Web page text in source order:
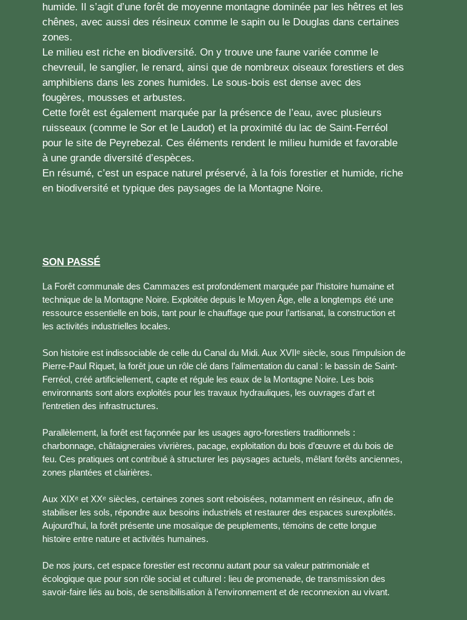
humide. Il s’agit d’une forêt de moyenne montagne dominée par les hêtres et les
chênes, avec aussi des résineux comme le sapin ou le Douglas dans certaines
zones.
Le milieu est riche en biodiversité. On y trouve une faune variée comme le
chevreuil, le sanglier, le renard, ainsi que de nombreux oiseaux forestiers et des
amphibiens dans les zones humides. Le sous-bois est dense avec des
fougères, mousses et arbustes.
Cette forêt est également marquée par la présence de l’eau, avec plusieurs
ruisseaux (comme le Sor et le Laudot) et la proximité du lac de Saint-Ferréol
pour le site de Peyrebezal. Ces éléments rendent le milieu humide et favorable
à une grande diversité d’espèces.
En résumé, c’est un espace naturel préservé, à la fois forestier et humide, riche
en biodiversité et typique des paysages de la Montagne Noire.
SON PASSÉ
La Forêt communale des Cammazes est profondément marquée par l’histoire humaine et
technique de la Montagne Noire. Exploitée depuis le Moyen Âge, elle a longtemps été une
ressource essentielle en bois, tant pour le chauffage que pour l’artisanat, la construction et
les activités industrielles locales.
Son histoire est indissociable de celle du Canal du Midi. Aux XVIIᵉ siècle, sous l’impulsion de
Pierre-Paul Riquet, la forêt joue un rôle clé dans l’alimentation du canal : le bassin de Saint-
Ferréol, créé artificiellement, capte et régule les eaux de la Montagne Noire. Les bois
environnants sont alors exploités pour les travaux hydrauliques, les ouvrages d’art et
l’entretien des infrastructures.
Parallèlement, la forêt est façonnée par les usages agro-forestiers traditionnels :
charbonnage, châtaigneraies vivrières, pacage, exploitation du bois d’œuvre et du bois de
feu. Ces pratiques ont contribué à structurer les paysages actuels, mêlant forêts anciennes,
zones plantées et clairières.
Aux XIXᵉ et XXᵉ siècles, certaines zones sont reboisées, notamment en résineux, afin de
stabiliser les sols, répondre aux besoins industriels et restaurer des espaces surexploités.
Aujourd’hui, la forêt présente une mosaïque de peuplements, témoins de cette longue
histoire entre nature et activités humaines.
De nos jours, cet espace forestier est reconnu autant pour sa valeur patrimoniale et
écologique que pour son rôle social et culturel : lieu de promenade, de transmission des
savoir-faire liés au bois, de sensibilisation à l’environnement et de reconnexion au vivant.